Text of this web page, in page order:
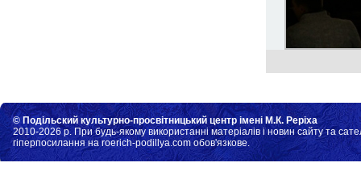
© Подільский культурно-просвітницький центр імені М.К. Реріха
2010-2026 р. При будь-якому використанні матеріалів і новин сайту та
гіперпосилання на roerich-podillya.com обов'язкове.